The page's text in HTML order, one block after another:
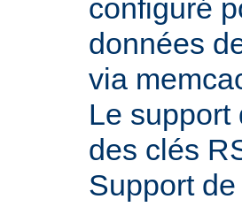
configuré
données
via
Le support
des clés
Support